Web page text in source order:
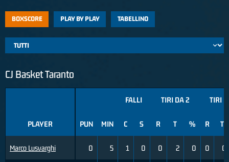
BOXSCORE PLAY BY PLAY TABELLINO
CJ Basket Taranto
PLAYER
Marco Lusvarghi
FALLI TIRI DA 2 TIRI
PUN MIN C S R T % R T
0 5 1 0 0 2 0 0 0